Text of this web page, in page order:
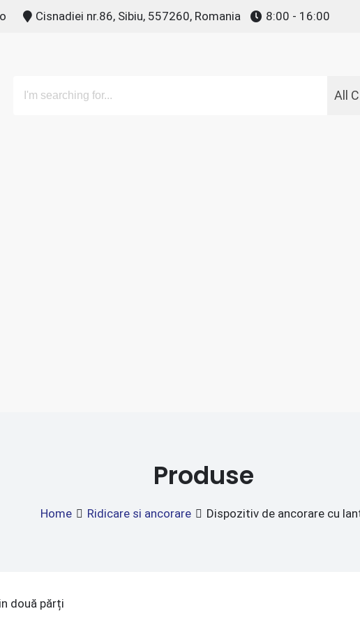
Cisnadiei nr.86, Sibiu, 557260, Romania 8:00 - 16:00
All
Produse
Home Ridicare si ancorare Dispozitiv de ancorare cu
două părți